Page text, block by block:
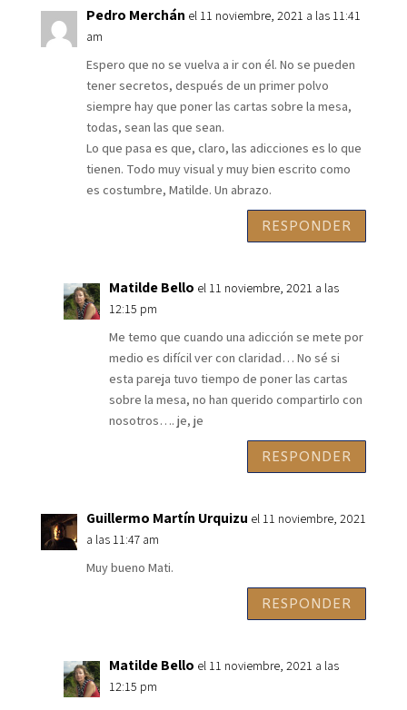
Pedro Merchán el 11 noviembre, 2021 a las 11:41
am
Espero que no se vuelva a ir con él. No se pueden
tener secretos, después de un primer polvo
siempre hay que poner las cartas sobre la mesa,
todas, sean las que sean.
Lo que pasa es que, claro, las adicciones es lo que
tienen. Todo muy visual y muy bien escrito como
es costumbre, Matilde. Un abrazo.
RESPONDER
Matilde Bello el 11 noviembre, 2021 a las
12:15 pm
Me temo que cuando una adicción se mete por
medio es difícil ver con claridad… No sé si
esta pareja tuvo tiempo de poner las cartas
sobre la mesa, no han querido compartirlo con
nosotros…. je, je
RESPONDER
Guillermo Martín Urquizu el 11 noviembre, 2021
a las 11:47 am
Muy bueno Mati.
RESPONDER
Matilde Bello el 11 noviembre, 2021 a las
12:15 pm